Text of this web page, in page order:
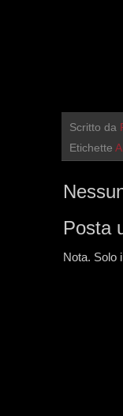
Scritto da
Etichette
Posta
Nota. Solo